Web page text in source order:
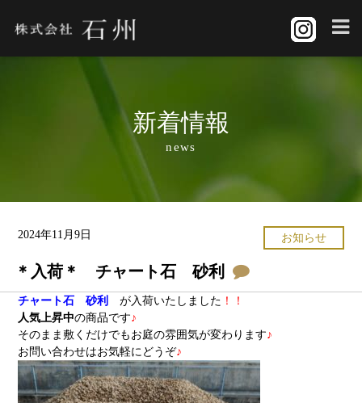
新着情報
news
2024年11月9日 お知らせ
＊入荷＊ チャート石 砂利
チャート石 砂利 が入荷いたしました ！！
人気上昇中の商品です♪
そのまま敷くだけでもお庭の雰囲気が変わります♪
お問い合わせはお気軽にどうぞ♪